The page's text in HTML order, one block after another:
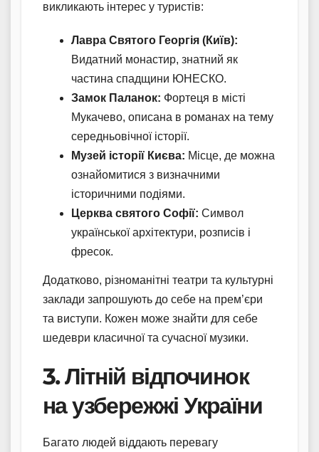
викликають інтерес у туристів:
Лавра Святого Георгія (Київ):
Видатний монастир, знатний як
частина спадщини ЮНЕСКО.
Замок Паланок: Фортеця в місті
Мукачево, описана в романах на тему
середньовічної історії.
Музей історії Києва: Місце, де можна
ознайомитися з визначними
історичними подіями.
Церква святого Софії: Символ
української архітектури, розписів і
фресок.
Додатково, різноманітні театри та культурні
заклади запрошують до себе на прем’єри
та виступи. Кожен може знайти для себе
шедеври класичної та сучасної музики.
3. Літній відпочинок
на узбережжі України
Багато людей віддають перевагу